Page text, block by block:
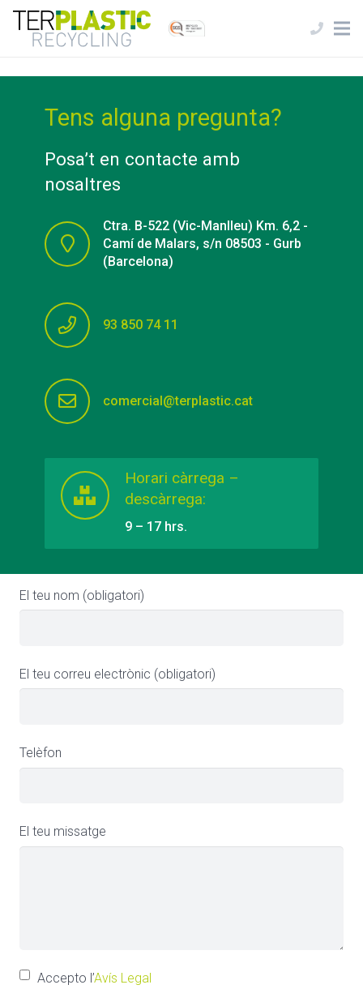
Tens alguna pregunta?
Posa’t en contacte amb
nosaltres
Ctra. B-522 (Vic-Manlleu) Km. 6,2 -
Camí de Malars, s/n 08503 - Gurb
(Barcelona)
93 850 74 11
comercial@terplastic.cat
Horari càrrega –
descàrrega:
9 – 17 hrs.
El teu nom (obligatori)
El teu correu electrònic (obligatori)
Telèfon
El teu missatge
Accepto l’Avís Legal